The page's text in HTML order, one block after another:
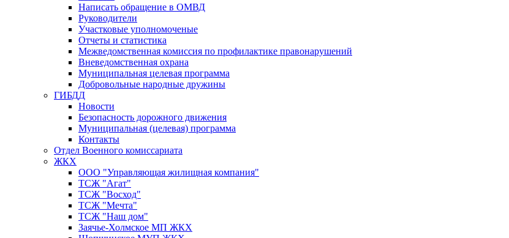
Написать обращение в ОМВД
Руководители
Участковые уполномоченые
Отчеты и статистика
Межведомственная комиссия по профилактике правонарушений
Вневедомственная охрана
Муниципальная целевая программа
Добровольные народные дружины
ГИБДД
Новости
Безопасность дорожного движения
Муниципальная (целевая) программа
Контакты
Отдел Военного комиссариата
ЖКХ
ООО "Управляющая жилищная компания"
ТСЖ "Агат"
ТСЖ "Восход"
ТСЖ "Мечта"
ТСЖ "Наш дом"
Заячье-Холмское МП ЖКХ